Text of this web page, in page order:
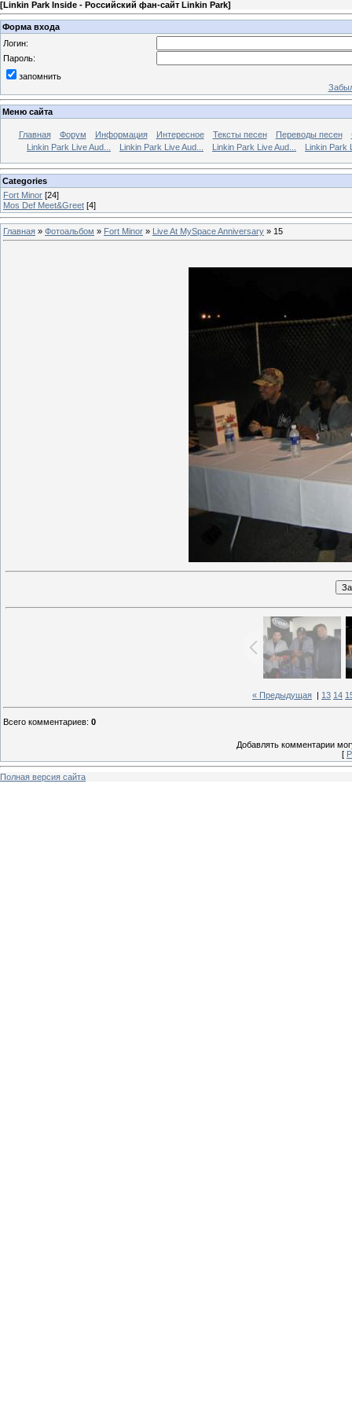
[Linkin Park Inside - Российский фан-сайт Linkin Park]
Форма входа
Логин:
Пароль:
запомнить
Меню сайта
Главная Форум Информация Интересное Тексты песен Переводы песен
Linkin Park Live Aud...
Linkin Park Live Aud... Linkin Park Live Aud... Linkin Park
Categories
Fort Minor [24]
Mos Def Meet&Greet [4]
Главная » Фотоальбом » Fort Minor » Live At MySpace Anniversary » 15
« Предыдущая 13 14
Всего комментариев: 0
Добавлять комментарии
[
Полная версия сайта